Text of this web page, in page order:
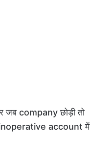
जब company छोड़ी तो
inoperative account में